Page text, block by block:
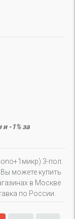
-1% за
3-пол.
Вы можете купить
в Москве
по России.